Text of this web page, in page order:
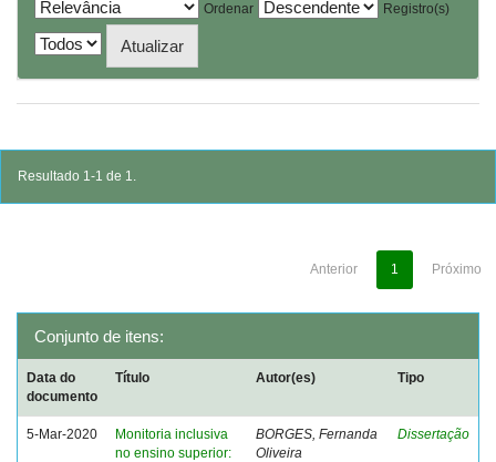
Ordenar
Registro(s)
Resultado 1-1 de 1.
Anterior 1 Próximo
Conjunto de itens:
Data do
documento
Título Autor(es) Tipo
5-Mar-2020
Monitoria inclusiva
no ensino superior:
BORGES, Fernanda
Oliveira
Dissertação